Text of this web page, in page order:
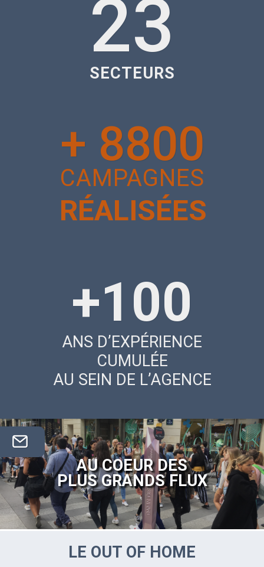
23
SECTEURS
+ 8800
CAMPAGNES
RÉALISÉES
+100
ANS D’EXPÉRIENCE
CUMULÉE
AU SEIN DE L’AGENCE
AU COEUR DES
PLUS GRANDS FLUX
LE OUT OF HOME